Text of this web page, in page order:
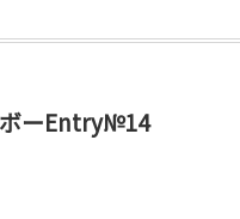
ーEntry№14